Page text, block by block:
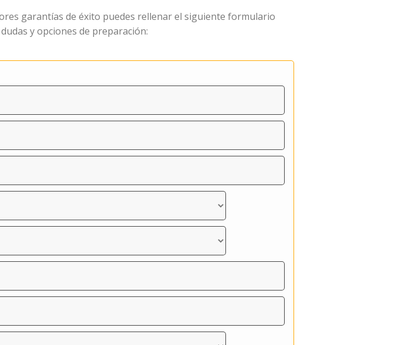
garantías de éxito puedes rellenar el siguiente formulario
y opciones de preparación: